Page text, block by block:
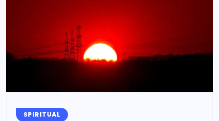
SPIRITUAL